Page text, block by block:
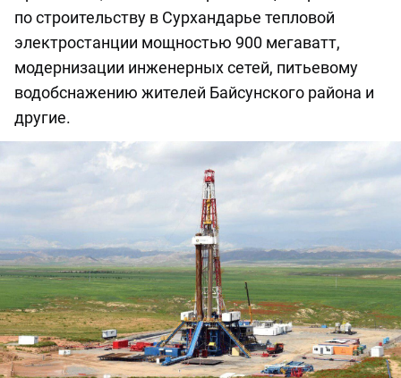
по строительству в Сурхандарье тепловой
электростанции мощностью 900 мегаватт,
модернизации инженерных сетей, питьевому
водобснажению жителей Байсунского района и
другие.